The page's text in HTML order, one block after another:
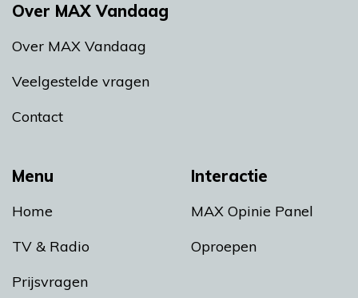
Menu
Home
TV & Radio
Prijsvragen
Interactie
MAX Opinie Panel
Oproepen
Over MAX Vandaag
Over MAX Vandaag
Veelgestelde vragen
Contact